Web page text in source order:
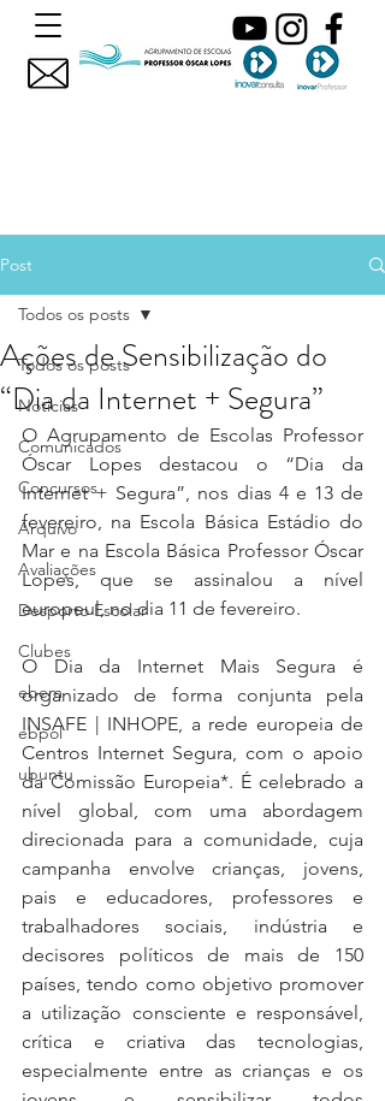
Post
Todos os posts
Noticias
Comunicados
Concursos
Arquivo
Avaliações
Desporto Escolar
Clubes
ebem
ebpol
ubuntu
Todos os posts
Ações de Sensibilização do
“Dia da Internet + Segura”
O Agrupamento de Escolas Professor
Óscar Lopes destacou o “Dia da
Internet + Segura”, nos dias 4 e 13 de
fevereiro, na Escola Básica Estádio do
Mar e na Escola Básica Professor Óscar
Lopes, que se assinalou a nível
europeul, no dia 11 de fevereiro.
O Dia da Internet Mais Segura é
organizado de forma conjunta pela
INSAFE | INHOPE, a rede europeia de
Centros Internet Segura, com o apoio
da Comissão Europeia*. É celebrado a
nível global, com uma abordagem
direcionada para a comunidade, cuja
campanha envolve crianças, jovens,
pais e educadores, professores e
trabalhadores sociais, indústria e
decisores políticos de mais de 150
países, tendo como objetivo promover
a utilização consciente e responsável,
crítica e criativa das tecnologias,
especialmente entre as crianças e os